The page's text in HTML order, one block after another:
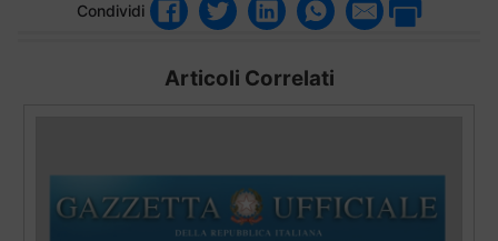
Condividi
Articoli Correlati